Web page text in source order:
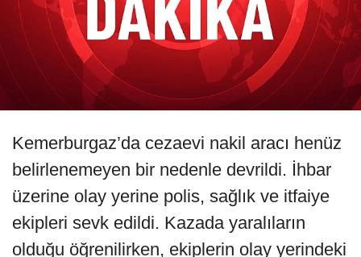
Kemerburgaz’da cezaevi nakil aracı henüz
belirlenemeyen bir nedenle devrildi. İhbar
üzerine olay yerine polis, sağlık ve itfaiye
ekipleri sevk edildi. Kazada yaralıların
olduğu öğrenilirken, ekiplerin olay yerindeki